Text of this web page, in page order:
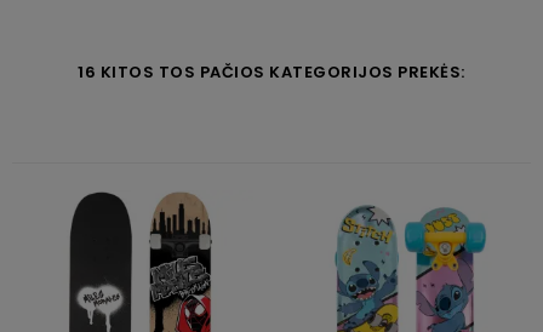
16 KITOS TOS PAČIOS KATEGORIJOS PREKĖS: